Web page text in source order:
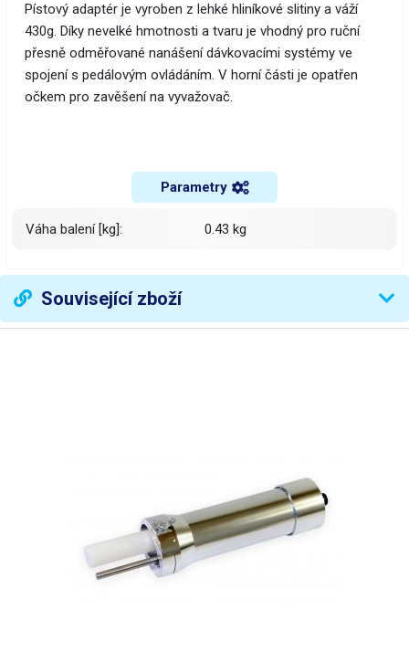
Pístový adaptér je vyroben z lehké hliníkové slitiny a váží
430g. Díky nevelké hmotnosti a tvaru je vhodný pro ruční
přesně odměřované nanášení dávkovacími systémy ve
spojení s pedálovým ovládáním. V horní části je opatřen
očkem pro zavěšení na vyvažovač.
Parametry
Váha balení [kg]: 0.43 kg
Související zboží